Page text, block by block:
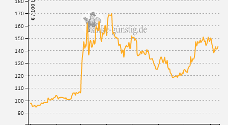
90
100
110
120
130
140
150
160
170